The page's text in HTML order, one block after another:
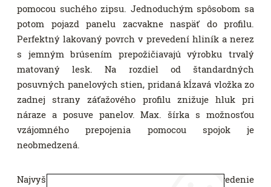
pomocou suchého zipsu. Jednoduchým spôsobom sa
potom pojazd panelu zacvakne naspäť do profilu.
Perfektný lakovaný povrch v prevedení hliník a nerez
s jemným brúsením prepožičiavajú výrobku trvalý
matovaný lesk. Na rozdiel od štandardných
posuvných panelových stien, pridaná kĺzavá vložka zo
zadnej strany záťažového profilu znižuje hluk pri
náraze a posuve panelov. Max. šírka s možnosťou
vzájomného prepojenia pomocou spojok je
neobmedzená.
Najvyššia kvalita a ojedinelé luxusné prevedenie